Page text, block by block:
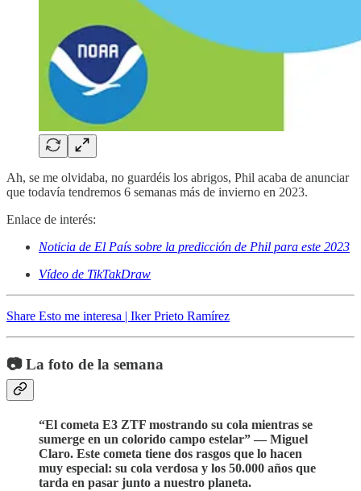
Ah, se me olvidaba, no guardéis los abrigos, Phil acaba de anunciar
que todavía tendremos 6 semanas más de invierno en 2023.
Enlace de interés:
Noticia de El País sobre la predicción de Phil para este 2023
Vídeo de TikTakDraw
Share Esto me interesa | Iker Prieto Ramírez
📷 La foto de la semana
“El cometa E3 ZTF mostrando su cola mientras se
sumerge en un colorido campo estelar” — Miguel
Claro. Este cometa tiene dos rasgos que lo hacen
muy especial: su cola verdosa y los 50.000 años que
tarda en pasar junto a nuestro planeta.